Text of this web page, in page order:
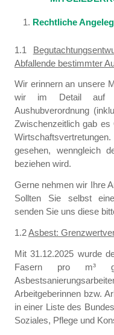
Rechtliche
1.1
Abfallende bestimmter
Wir erinnern an unsere
wir im Detail auf
Aushubverordnung
Zwischenzeitlich gab
gesehen, wenngleich
beziehen wird.
Gerne nehmen wir Ihre
Sollten Sie selbst
senden Sie uns diese
1.2Asbest:
Mit 31.12.2025 wurde
Fasern pro m³
Arbeitgeberinnen bzw.
in einer Liste des
Soziales, Pflege und